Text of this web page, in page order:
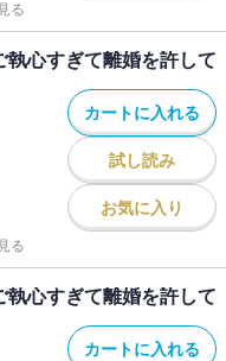
る
心すぎて離婚を許して
カートに入れる
試し読み
お気に入り
る
心すぎて離婚を許して
カートに入れる